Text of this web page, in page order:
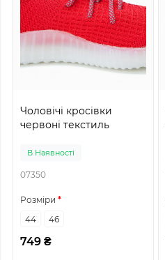
Чоловічі кросівки
червоні текстиль
В Наявності
07350
Розміри
44
46
749 ₴